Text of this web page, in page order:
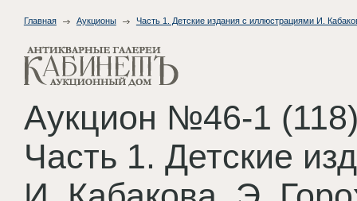
Главная Аукционы Часть 1. Детские издания с иллюстрациями И.
Аукцион №46-1
Часть 1. Детские